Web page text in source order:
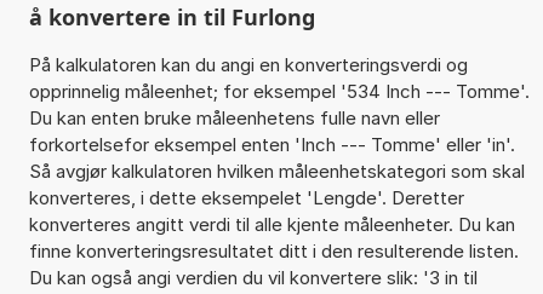
å konvertere in til Furlong
På kalkulatoren kan du angi en konverteringsverdi og
opprinnelig måleenhet; for eksempel '534 Inch --- Tomme'.
Du kan enten bruke måleenhetens fulle navn eller
forkortelsefor eksempel enten 'Inch --- Tomme' eller 'in'.
Så avgjør kalkulatoren hvilken måleenhetskategori som skal
konverteres, i dette eksempelet 'Lengde'. Deretter
konverteres angitt verdi til alle kjente måleenheter. Du kan
finne konverteringsresultatet ditt i den resulterende listen.
Du kan også angi verdien du vil konvertere slik: '3 in til